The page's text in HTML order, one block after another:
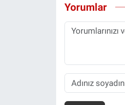
Yorumlar